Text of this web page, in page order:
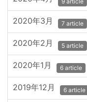
2020年3月 7 article
2020年2月 5 article
2020年1月 6 article
2019年12月 6 article